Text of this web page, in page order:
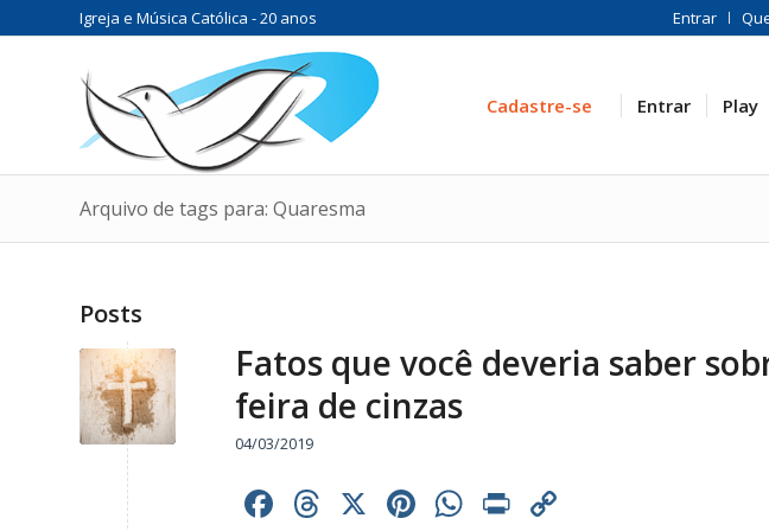
Entrar
Igreja e Música Católica - 20 anos
Cadastre-se Entrar Play
Arquivo de tags para: Quaresma
Posts
Fatos que você deveria saber
feira de cinzas
04/03/2019
Facebook
Threads
X Pinterest
WhatsApp
Print